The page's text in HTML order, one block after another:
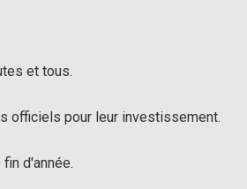
et tous.
officiels pour leur investissement.
d'année.